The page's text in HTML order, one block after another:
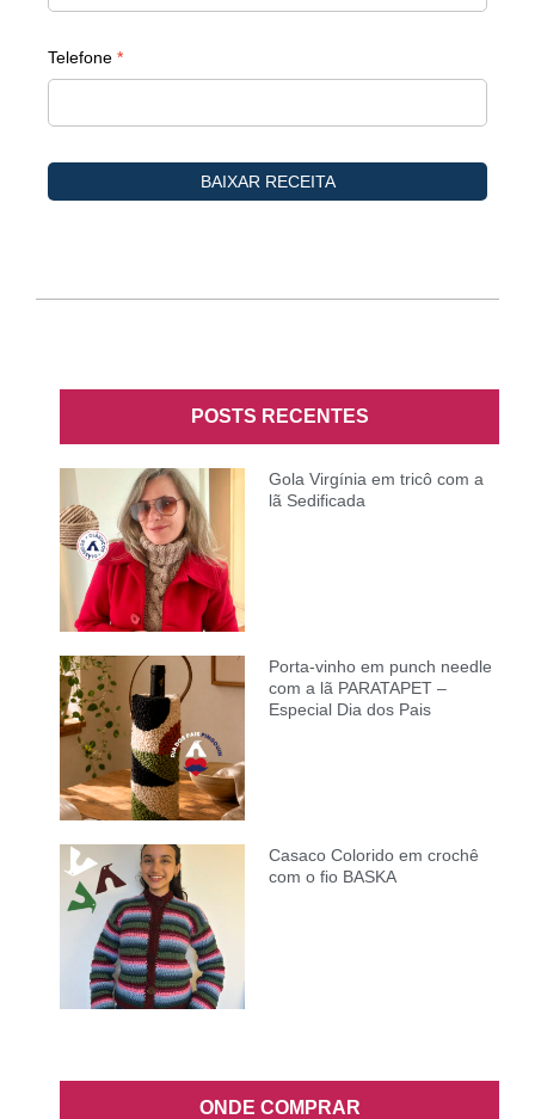
POSTS RECENTES
Gola Virgínia em tricô com a
lã Sedificada
Porta-vinho em punch needle
com a lã PARATAPET –
Especial Dia dos Pais
Casaco Colorido em crochê
com o fio BASKA
ONDE COMPRAR